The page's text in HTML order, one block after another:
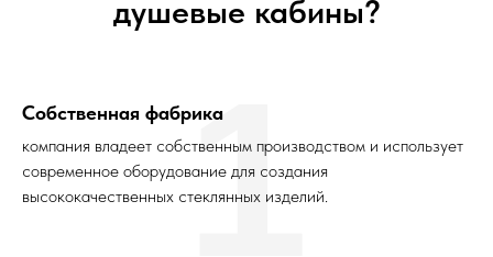
душевые кабины?
Собственная фабрика
компания владеет собственным производством и использует
современное оборудование для создания
высококачественных стеклянных изделий.
1